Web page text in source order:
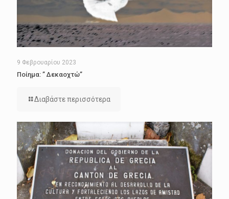
9 Φεβρουαρίου 2023
Ποίημα: ” Δεκαοχτώ”
Διαβάστε περισσότερα